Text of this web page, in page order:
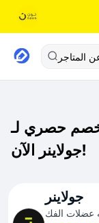
المتاجر
خصم حصري لـ
جولاينر الآن!
جولاينر
عضلات الفك